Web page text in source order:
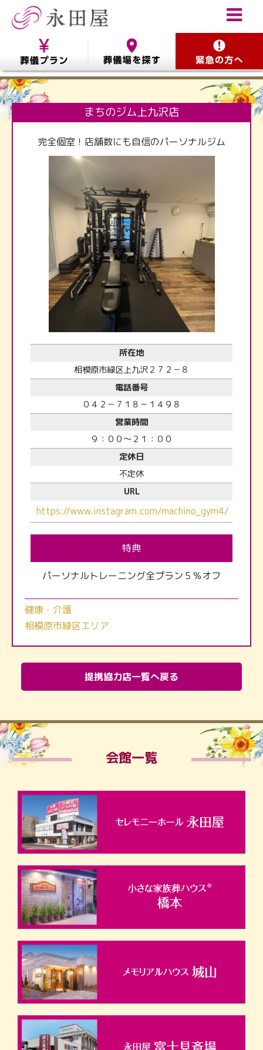
まちのジム上九沢店
完全個室！店舗数にも自信のパーソナルジム
所在地
相模原市緑区上九沢２７２－８
電話番号
０４２－７１８－１４９８
営業時間
９：００～２１：００
定休日
不定休
URL
https://www.instagram.com/machino_gym4/
特典
パーソナルトレーニング全プラン５％オフ
健康・介護
相模原市緑区エリア
提携協力店一覧へ戻る
会館一覧